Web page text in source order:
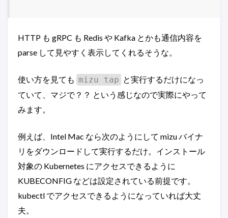
HTTP も gRPC も Redis や Kafka とかも通信内容を
parse して見やすく表示してくれるそうな。
使い方を見ても mizu tap と実行するだけになっ
ていて、マジで？？ という感じなので実際にやって
みます。
例えば、Intel Mac なら次のようにして mizu バイナ
リをダウンロードして実行するだけ。インストール
対象の Kubernetes にアクセスできるように
KUBECONFIG などは設定されている前提です。
kubectl でアクセスできるようになっていれば大丈
夫。